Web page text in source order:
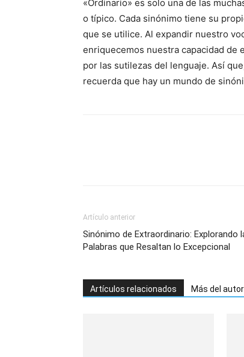
«Ordinario» es solo una de las
o típico. Cada sinónimo tiene su
que se utilice. Al expandir nuestro
enriquecemos nuestra capacidad de
por las sutilezas del lenguaje. Así
recuerda que hay un mundo de
Artículo anterior
Sinónimo de Extraordinario: Explorando
Palabras que Resaltan lo Excepcional
Artículos relacionados Más del autor